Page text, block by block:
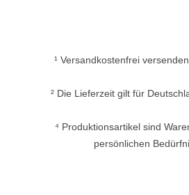
¹ Versandkostenfrei
² Die Lieferzeit gilt für
⁴ Produktionsartikel sind
persönlichen